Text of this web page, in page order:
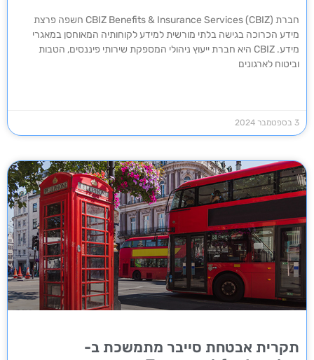
חברת CBIZ Benefits & Insurance Services (CBIZ) חשפה פרצת
מידע הכרוכה בגישה בלתי מורשית למידע לקוחותיה המאוחסן במאגרי
מידע. CBIZ היא חברת ייעוץ ניהולי המספקת שירותי פיננסים, הטבות
וביטוח לארגונים
3 בספטמבר 2024
תקרית אבטחת סייבר מתמשכת ב-